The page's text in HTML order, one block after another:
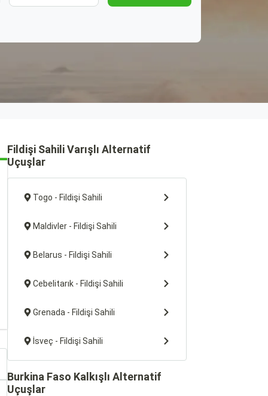
Fildişi Sahili Varışlı Alternatif
Uçuşlar
Togo - Fildişi Sahili
Maldivler - Fildişi Sahili
Belarus - Fildişi Sahili
Cebelitarık - Fildişi Sahili
Grenada - Fildişi Sahili
İsveç - Fildişi Sahili
Burkina Faso Kalkışlı Alternatif
Uçuşlar